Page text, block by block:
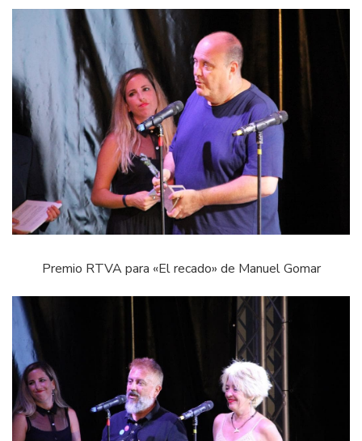
Premio RTVA para «El recado» de Manuel Gomar